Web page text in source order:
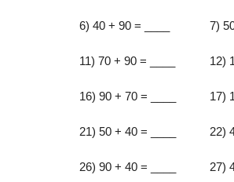
6) 40 + 90 = ____ 7)
11) 70 + 90 = ____ 12)
16) 90 + 70 = ____ 17)
21) 50 + 40 = ____ 22)
26) 90 + 40 = ____ 27)